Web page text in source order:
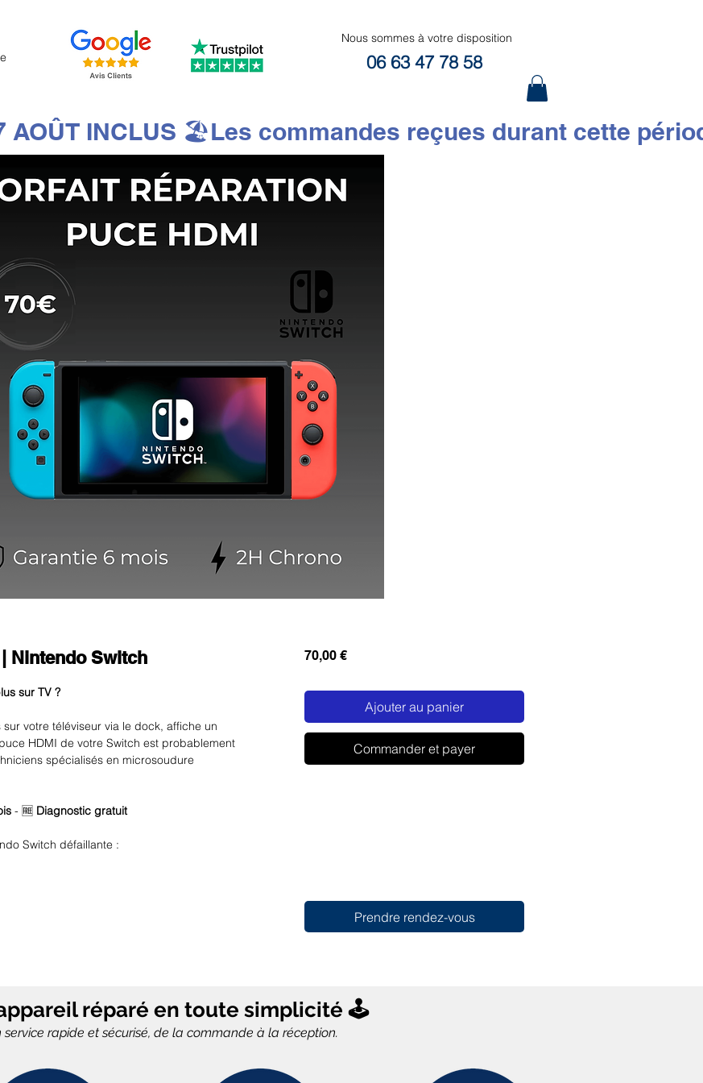
Nous sommes à votre disposition
06 63 47 78 58
AOÛT INCLUS 🏖️Les commandes reçues durant cette
Nintendo Switch
sur TV ?
votre téléviseur via le dock, affiche un
HDMI de votre Switch est probablement
spécialisés en microsoudure
- 🆓 Diagnostic gratuit
Switch défaillante :
70,00 €Prix
Ajouter au panier
Commander et payer
Prendre rendez-vous
réparé en toute simplicité 🕹️
service rapide et sécurisé, de la commande à la réception.